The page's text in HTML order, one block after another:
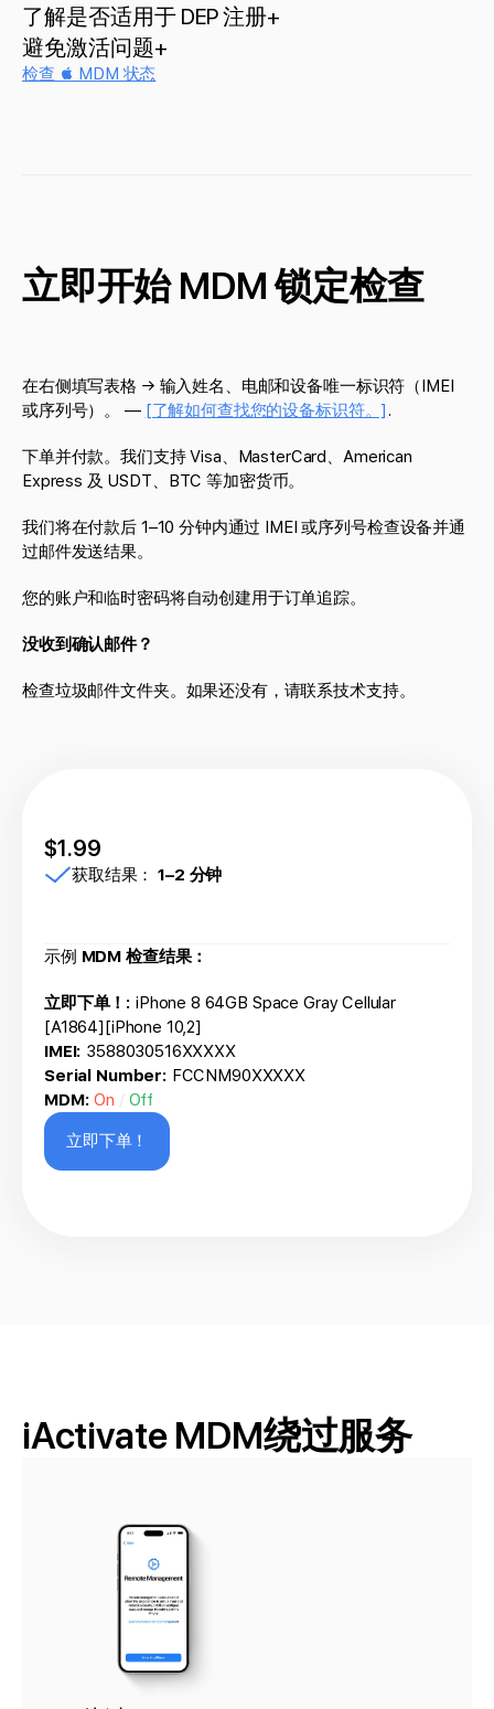
了解是否适用于 DEP 注册+
避免激活问题+
检查  MDM 状态
立即开始 MDM 锁定检查
在右侧填写表格 → 输入姓名、电邮和设备唯一标识符（IMEI
或序列号）。 — [了解如何查找您的设备标识符。].
下单并付款。我们支持 Visa、MasterCard、American
Express 及 USDT、BTC 等加密货币。
我们将在付款后 1–10 分钟内通过 IMEI 或序列号检查设备并通
过邮件发送结果。
您的账户和临时密码将自动创建用于订单追踪。
没收到确认邮件？
检查垃圾邮件文件夹。如果还没有，请联系技术支持。
$1.99
获取结果：1–2 分钟
示例 MDM 检查结果：
立即下单！: iPhone 8 64GB Space Gray Cellular
[A1864][iPhone 10,2]
IMEI: 3588030516XXXXX
Serial Number: FCCNM90XXXXX
MDM: On / Off
立即下单！
iActivate MDM绕过服务